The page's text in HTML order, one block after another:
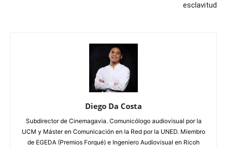
esclavitud
Diego Da Costa
Subdirector de Cinemagavia. Comunicólogo audiovisual por la
UCM y Máster en Comunicación en la Red por la UNED. Miembro
de EGEDA (Premios Forqué) e Ingeniero Audiovisual en Ricoh